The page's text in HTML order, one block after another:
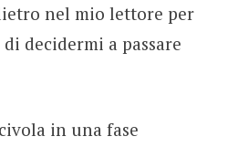
nel mio lettore per
decidermi a passare
in una fase